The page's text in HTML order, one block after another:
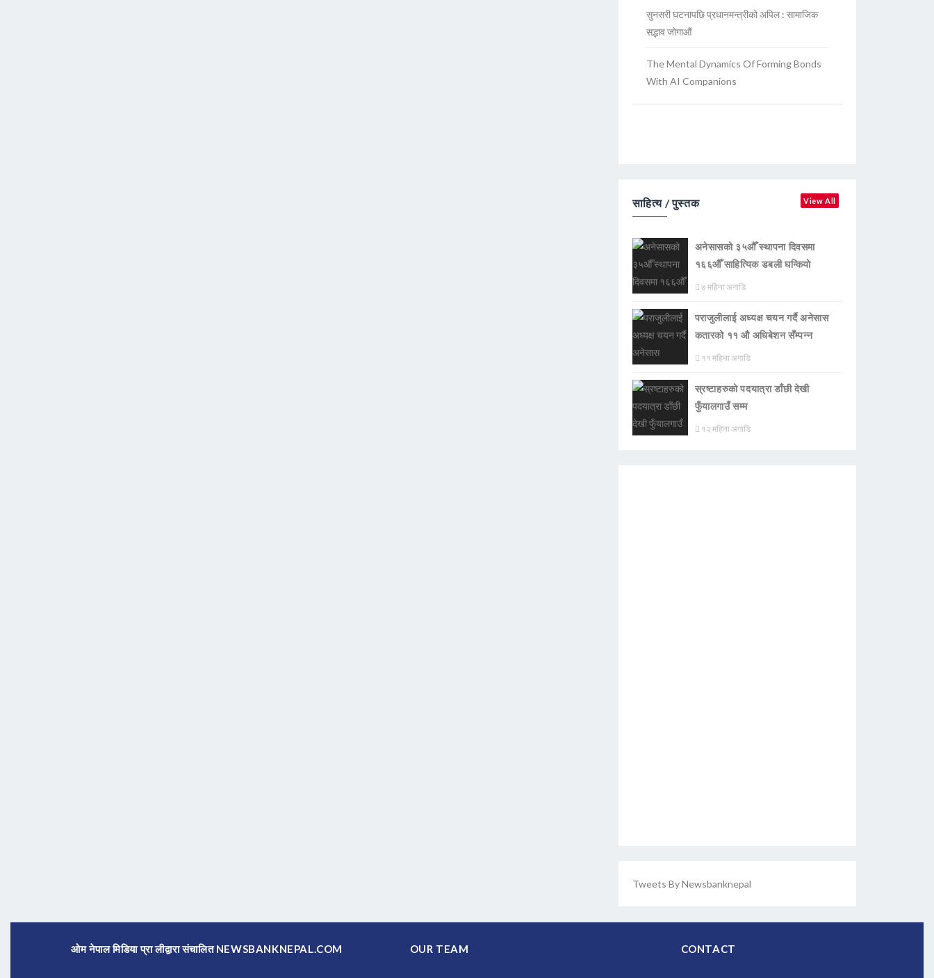
सुनसरी घटनापछि प्रधानमन्त्रीको अपिल : सामाजिक
सद्भाव जोगाऔं
The Mental Dynamics Of Forming Bonds
With AI Companions
साहित्य / पुस्तक View All
अनेसासको ३५औँ स्थापना दिवसमा
१६६औँ साहित्यिक डबली घन्कियाे
७ महिना अगाडि
पराजुलीलाई अध्यक्ष चयन गर्दै अनेसास
कतारको ११ औ अधिबेशन सँम्पन्न
११ महिना अगाडि
स्रष्टाहरुको पदयात्रा डाँछी देखी
फुँयालगाउँ सम्म
१२ महिना अगाडि
Tweets By Newsbanknepal
ओम नेपाल मिडिया प्रा लीद्वारा संचालित NEWSBANKNEPAL.COM OUR TEAM CONTACT